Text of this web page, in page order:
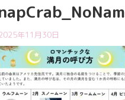
センター 気象庁 8月
8月30日 5:20 8月1日
海で猛烈な勢力へ 台風
後、海面水温が29度以
西進する見込みで、猛烈
る見込み。
シ
り
思
眠
ま
い
昆
年11月30日